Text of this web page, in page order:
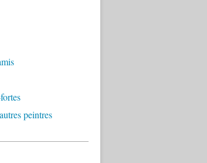
peintres